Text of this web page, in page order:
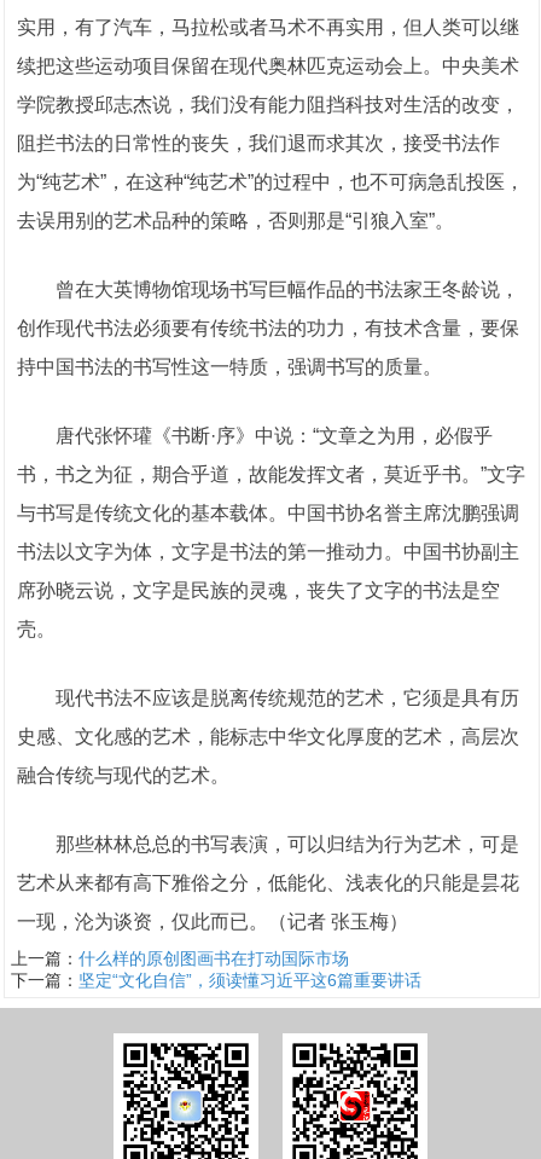
实用，有了汽车，马拉松或者马术不再实用，但人类可以继
续把这些运动项目保留在现代奥林匹克运动会上。中央美术
学院教授邱志杰说，我们没有能力阻挡科技对生活的改变，
阻拦书法的日常性的丧失，我们退而求其次，接受书法作
为“纯艺术”，在这种“纯艺术”的过程中，也不可病急乱投医，
去误用别的艺术品种的策略，否则那是“引狼入室”。
曾在大英博物馆现场书写巨幅作品的书法家王冬龄说，
创作现代书法必须要有传统书法的功力，有技术含量，要保
持中国书法的书写性这一特质，强调书写的质量。
唐代张怀瓘《书断·序》中说：“文章之为用，必假乎
书，书之为征，期合乎道，故能发挥文者，莫近乎书。”文字
与书写是传统文化的基本载体。中国书协名誉主席沈鹏强调
书法以文字为体，文字是书法的第一推动力。中国书协副主
席孙晓云说，文字是民族的灵魂，丧失了文字的书法是空
壳。
现代书法不应该是脱离传统规范的艺术，它须是具有历
史感、文化感的艺术，能标志中华文化厚度的艺术，高层次
融合传统与现代的艺术。
那些林林总总的书写表演，可以归结为行为艺术，可是
艺术从来都有高下雅俗之分，低能化、浅表化的只能是昙花
一现，沦为谈资，仅此而已。（记者 张玉梅）
上一篇： 什么样的原创图画书在打动国际市场
下一篇： 坚定“文化自信”，须读懂习近平这6篇重要讲话